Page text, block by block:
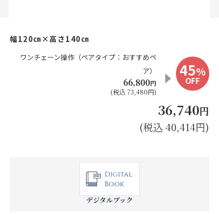
法人のお客様へ
幅120㎝×高さ140㎝
ワンチェーン操作（ペアタイプ：おすすめペ
ア）
66,800円
(税込 73,480円)
45%
OFF
36,740円
(税込 40,414円)
デジタルブック